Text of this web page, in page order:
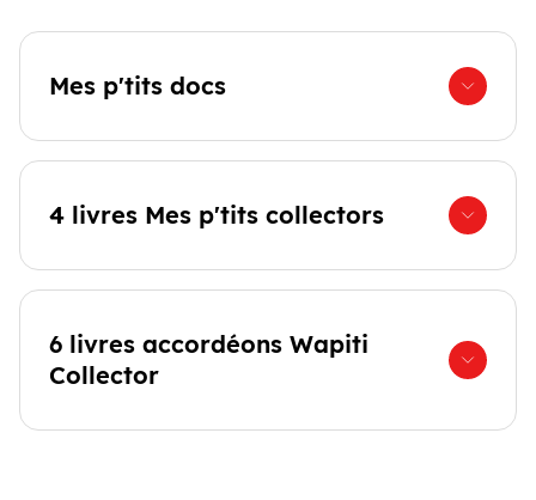
Mes p'tits docs
4 livres Mes p'tits collectors
6 livres accordéons Wapiti
Collector